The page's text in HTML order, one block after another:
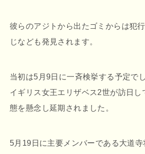
彼らのアジトから出たゴミからは犯
じなども発見されます。
当初は5月9日に一斉検挙する予定で
イギリス女王エリザベス2世が訪日し
態を懸念し延期されました。
5月19日に主要メンバーである大道